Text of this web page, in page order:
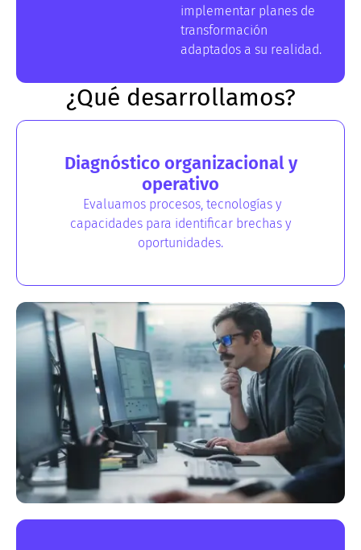
implementar planes de
transformación
adaptados a su realidad.
¿Qué desarrollamos?
Diagnóstico organizacional y
operativo
Evaluamos procesos, tecnologías y
capacidades para identificar brechas y
oportunidades.